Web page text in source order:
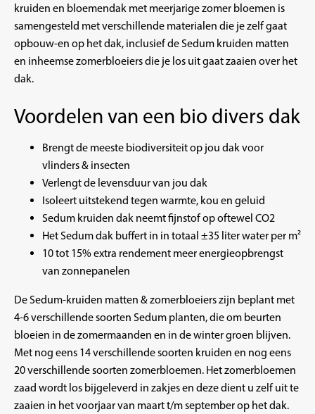
kruiden en bloemendak met meerjarige zomer bloemen is
samengesteld met verschillende materialen die je zelf gaat
opbouw-en op het dak, inclusief de Sedum kruiden matten
en inheemse zomerbloeiers die je los uit gaat zaaien over het
dak.
Voordelen van een bio divers dak
Brengt de meeste biodiversiteit op jou dak voor
vlinders & insecten
Verlengt de levensduur van jou dak
Isoleert uitstekend tegen warmte, kou en geluid
Sedum kruiden dak neemt fijnstof op oftewel CO2
Het Sedum dak buffert in in totaal ±35 liter water per m²
10 tot 15% extra rendement meer energieopbrengst
van zonnepanelen
De Sedum-kruiden matten & zomerbloeiers zijn beplant met
4-6 verschillende soorten Sedum planten, die om beurten
bloeien in de zomermaanden en in de winter groen blijven.
Met nog eens 14 verschillende soorten kruiden en nog eens
20 verschillende soorten zomerbloemen. Het zomerbloemen
zaad wordt los bijgeleverd in zakjes en deze dient u zelf uit te
zaaien in het voorjaar van maart t/m september op het dak.